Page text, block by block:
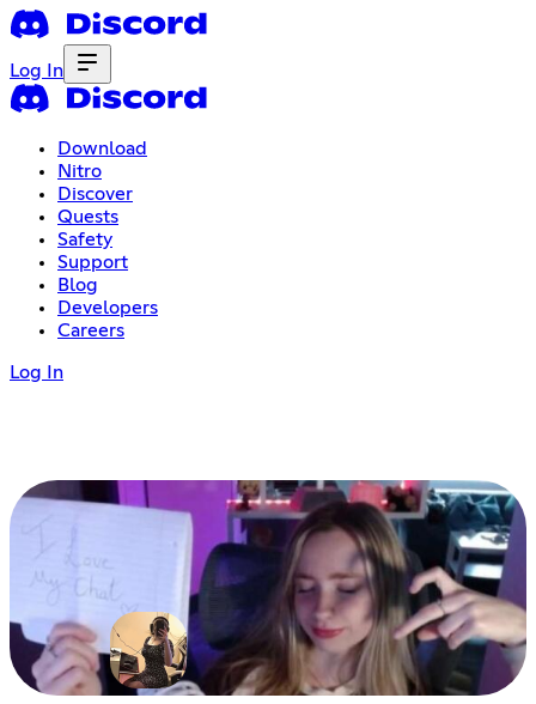
Log In
Download
Nitro
Discover
Quests
Safety
Support
Blog
Developers
Careers
Log In